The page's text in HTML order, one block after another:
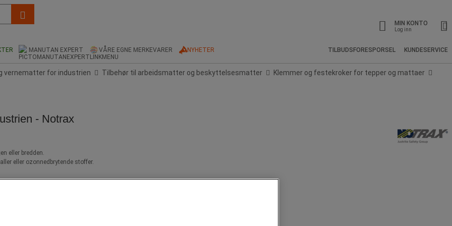
MIN KONTO
Log inn
MANUTAN EXPERT VÅRE EGNE MERKEVARER NYHETER TILBUDSFORESPORSEL KUNDESERVICE
vernematter for industrien Tilbehør til arbeidsmatter og beskyttelsesmatter
Klemmer og festekroker for tepper og mattaer
- Notrax
eller bredden.
eller ozonnedbrytende stoffer.